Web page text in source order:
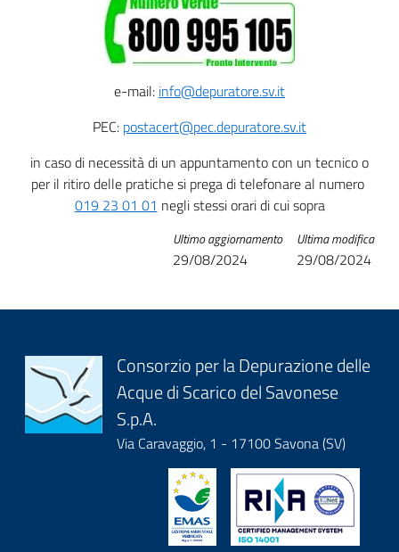
e-mail: info@depuratore.sv.it
PEC: postacert@pec.depuratore.sv.it
in caso di necessità di un appuntamento con un tecnico o
per il ritiro delle pratiche si prega di telefonare al numero
019 23 01 01 negli stessi orari di cui sopra
Ultima modifica
29/08/2024
Ultimo aggiornamento
29/08/2024
Block
it-
block-
logoeintestazionedelsito
Consorzio per la Depurazione delle
Acque di Scarico del Savonese
S.p.A.
Via Caravaggio, 1 - 17100 Savona (SV)